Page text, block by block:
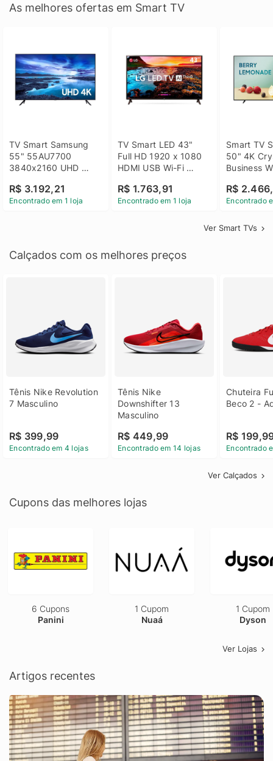
As melhores ofertas em Smart TV
TV Smart Samsung
55" 55AU7700
3840x2160 UHD
Bluetooth
R$ 3.192,21
Encontrado em 1 loja
TV Smart LED 43"
Full HD 1920 x 1080
HDMI USB Wi-Fi
43LM631C0SB LG
R$ 1.763,91
Encontrado em 1 loja
Smart TV
50" 4K
Business
R$
Encontrado
Ver Smart TVs
Calçados com os melhores preços
Tênis Nike Revolution
7 Masculino
R$ 399,99
Encontrado em 4 lojas
Tênis Nike
Downshifter 13
Masculino
R$ 449,99
Encontrado em 14 lojas
Chuteira
Beco 2 -
R$
Encontrado
Ver Calçados
Cupons das melhores lojas
6 Cupons
Panini
1 Cupom
Nuaá
1 Cupom
Dyson
Ver Lojas
Artigos recentes